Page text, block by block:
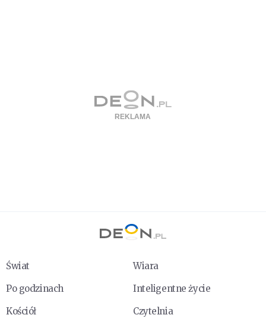
Świat
Wiara
Po godzinach
Inteligentne życie
Kościół
Czytelnia